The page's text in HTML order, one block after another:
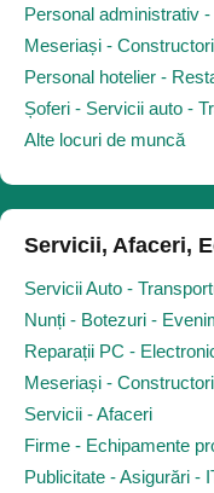
Personal administrativ
Meseriași - Constructori
Personal hotelier -
Șoferi - Servicii auto -
Alte locuri de muncă
Servicii, Afaceri,
Servicii Auto -
Nunți - Botezuri -
Reparații PC -
Meseriași - Constructori
Servicii - Afaceri
Firme - Echipamente
Publicitate - Asigurări -